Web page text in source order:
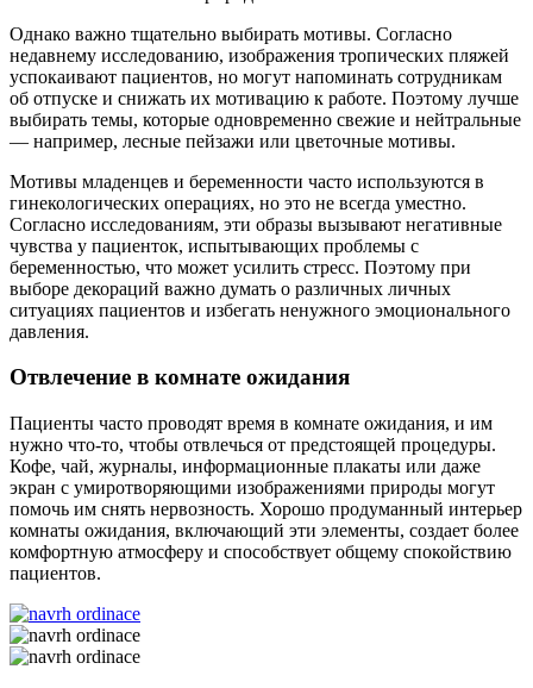
Однако важно тщательно выбирать мотивы. Согласно
недавнему исследованию, изображения тропических пляжей
успокаивают пациентов, но могут напоминать сотрудникам
об отпуске и снижать их мотивацию к работе. Поэтому лучше
выбирать темы, которые одновременно свежие и нейтральные
— например, лесные пейзажи или цветочные мотивы.
Мотивы младенцев и беременности часто используются в
гинекологических операциях, но это не всегда уместно.
Согласно исследованиям, эти образы вызывают негативные
чувства у пациенток, испытывающих проблемы с
беременностью, что может усилить стресс. Поэтому при
выборе декораций важно думать о различных личных
ситуациях пациентов и избегать ненужного эмоционального
давления.
Отвлечение в комнате ожидания
Пациенты часто проводят время в комнате ожидания, и им
нужно что-то, чтобы отвлечься от предстоящей процедуры.
Кофе, чай, журналы, информационные плакаты или даже
экран с умиротворяющими изображениями природы могут
помочь им снять нервозность. Хорошо продуманный интерьер
комнаты ожидания, включающий эти элементы, создает более
комфортную атмосферу и способствует общему спокойствию
пациентов.